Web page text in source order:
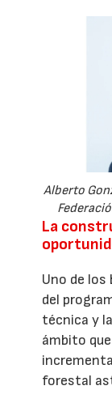
Alberto
La
Uno de
del
técnica y
ámbito
forestal